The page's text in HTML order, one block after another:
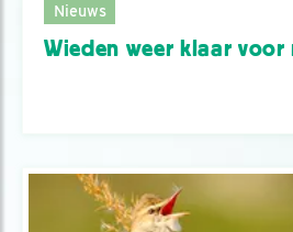
Nieuws
Wieden weer klaar